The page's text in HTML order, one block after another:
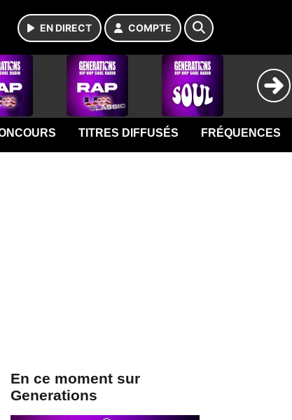
EN DIRECT COMPTE
TITRES DIFFUSÉS FRÉQUENCES
En ce moment sur
Generations